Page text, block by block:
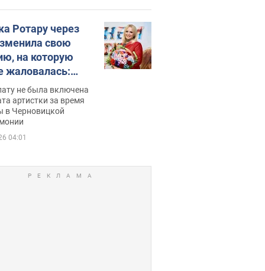
Ротару через
свою
на которую
жаловалась:
получала
не была включена
артистки за время
в Черновицкой
04:01